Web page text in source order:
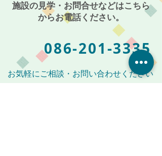
施設の見学・お問合せなどはこちら
からお電話ください。
086-201-3335
お気軽にご相談・お問い合わせください